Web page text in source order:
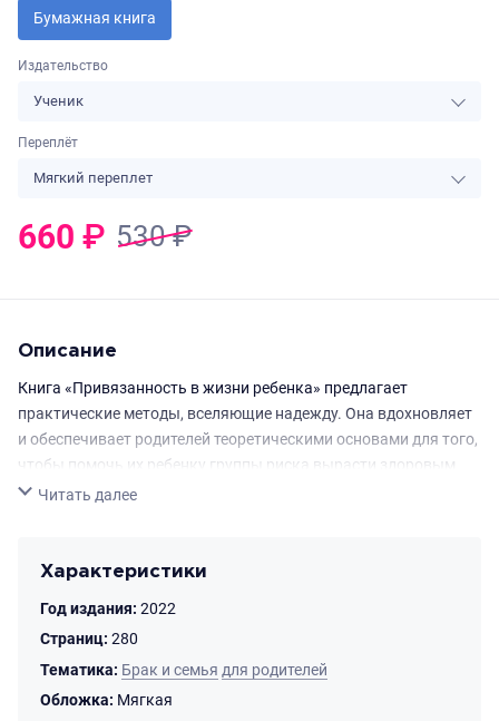
Бумажная книга
Издательство
Ученик
Переплёт
Мягкий переплет
660 ₽ 530₽
Описание
Книга «Привязанность в жизни ребенка» предлагает
практические методы, вселяющие надежду. Она вдохновляет
и обеспечивает родителей теоретическими основами для того,
чтобы помочь их ребенку группы риска вырасти здоровым
физически, психически и духовно. Эта книга — потрясающий
Описание
Принесите надежду и исцеление в вашу приемную семью.
жизни семьи. Однако некоторые усыновления
сопровождаются специфическими трудностями. Принятие в
Свернуть
Читать далее
Характеристики
Год издания: 2022
Страниц: 280
Тематика: Брак и семья для родителей
Обложка: Мягкая